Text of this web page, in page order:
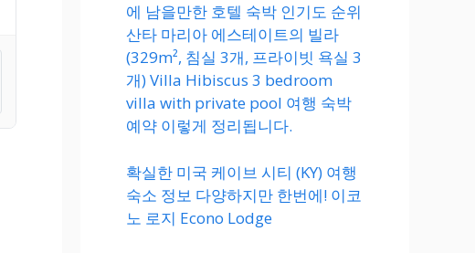
에 남을만한 호텔 숙박 인기도 순위
산타 마리아 에스테이트의 빌라
(329m², 침실 3개, 프라이빗 욕실 3
개) Villa Hibiscus 3 bedroom
villa with private pool 여행 숙박
예약 이렇게 정리됩니다.
확실한 미국 케이브 시티 (KY) 여행
숙소 정보 다양하지만 한번에! 이코
노 로지 Econo Lodge